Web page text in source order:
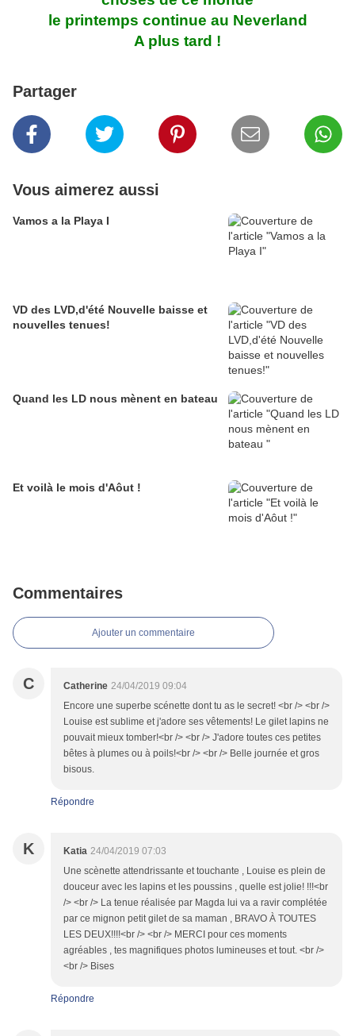
le printemps continue au Neverland
A plus tard !
Partager
Vous aimerez aussi
Vamos a la Playa I
VD des LVD,d'été Nouvelle baisse et
nouvelles tenues!
Quand les LD nous mènent en bateau
Et voilà le mois d'Aôut !
Commentaires
Ajouter un commentaire
C Catherine 24/04/2019 09:04
Encore une superbe scénette dont tu as le secret! <br /> <br />
Louise est sublime et j'adore ses vêtements! Le gilet lapins ne
pouvait mieux tomber!<br /> <br /> J'adore toutes ces petites
bêtes à plumes ou à poils!<br /> <br /> Belle journée et gros
bisous.
Répondre
K Katia 24/04/2019 07:03
Une scènette attendrissante et touchante , Louise es plein de
douceur avec les lapins et les poussins , quelle est jolie! !!!<br
/> <br /> La tenue réalisée par Magda lui va a ravir complétée
par ce mignon petit gilet de sa maman , BRAVO À TOUTES
LES DEUX!!!!<br /> <br /> MERCI pour ces moments
agréables , tes magnifiques photos lumineuses et tout. <br />
<br /> Bises
Répondre